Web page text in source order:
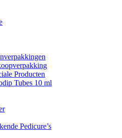
Producten
Tubes 10 ml
Pedicure’s